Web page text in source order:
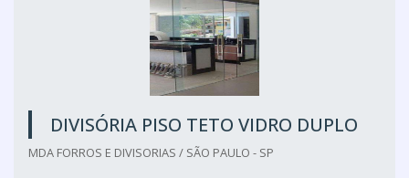
DIVISÓRIA PISO TETO VIDRO DUPLO
MDA FORROS E DIVISORIAS / SÃO PAULO - SP